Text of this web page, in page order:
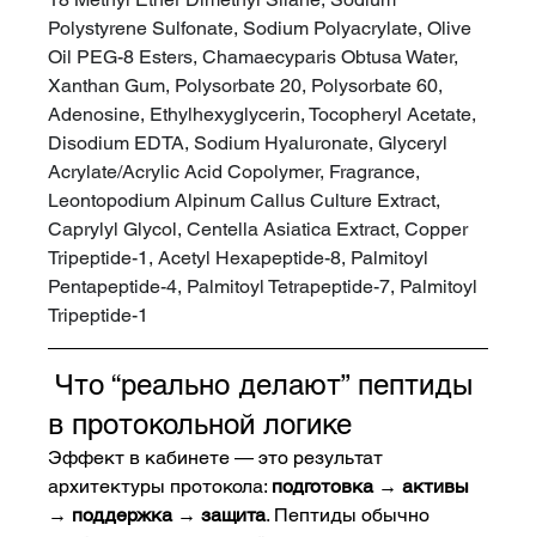
Polystyrene Sulfonate, Sodium Polyacrylate, Olive
Oil PEG-8 Esters, Chamaecyparis Obtusa Water,
Xanthan Gum, Polysorbate 20, Polysorbate 60,
Adenosine, Ethylhexyglycerin, Tocopheryl Acetate,
Disodium EDTA, Sodium Hyaluronate, Glyceryl
Acrylate/Acrylic Acid Copolymer, Fragrance,
Leontopodium Alpinum Callus Culture Extract,
Caprylyl Glycol, Centella Asiatica Extract, Copper
Tripeptide-1, Acetyl Hexapeptide-8, Palmitoyl
Pentapeptide-4, Palmitoyl Tetrapeptide-7, Palmitoyl
Tripeptide-1
Что “реально делают” пептиды
в протокольной логике
Эффект в кабинете — это результат
архитектуры протокола: подготовка → активы
→ поддержка → защита. Пептиды обычно